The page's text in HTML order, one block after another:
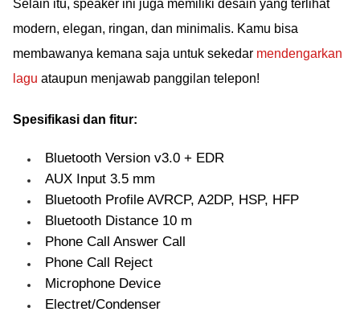
Selain itu, speaker ini juga memiliki desain yang terlihat
modern, elegan, ringan, dan minimalis. Kamu bisa
membawanya kemana saja untuk sekedar mendengarkan
lagu ataupun menjawab panggilan telepon!
Spesifikasi dan fitur:
Bluetooth Version v3.0 + EDR
AUX Input 3.5 mm
Bluetooth Profile AVRCP, A2DP, HSP, HFP
Bluetooth Distance 10 m
Phone Call Answer Call
Phone Call Reject
Microphone Device
Electret/Condenser